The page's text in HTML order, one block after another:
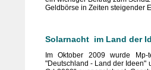
Geldbörse in Zeiten steigender
Solarnacht im Land der
Im Oktober 2009 wurde
"Deutschland - Land der Ideen"